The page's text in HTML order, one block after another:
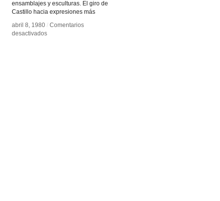
ensamblajes y esculturas. El giro de
Castillo hacia expresiones más
abril 8, 1980 / Comentarios
desactivadosen
abril 8, 1980 / Comentarios
desactivadosen